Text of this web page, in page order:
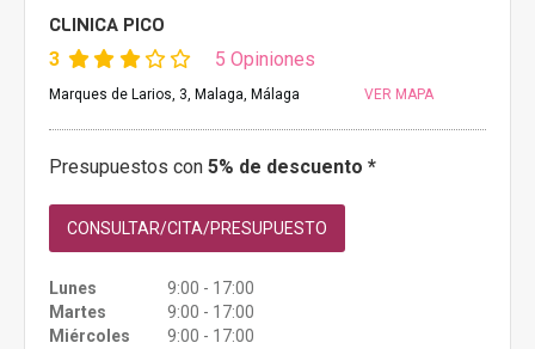
CLINICA PICO
3 5 Opiniones
Marques de Larios, 3, Malaga, Málaga VER MAPA
Presupuestos con 5% de descuento *
CONSULTAR/CITA/PRESUPUESTO
Lunes
9:00 - 17:00
Martes
9:00 - 17:00
Miércoles
9:00 - 17:00